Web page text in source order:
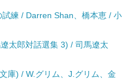
練 / Darren Shan、橋本恵 / 小
太郎対話選集 3) / 司馬遼太
庫) / W.グリム、J.グリム、金